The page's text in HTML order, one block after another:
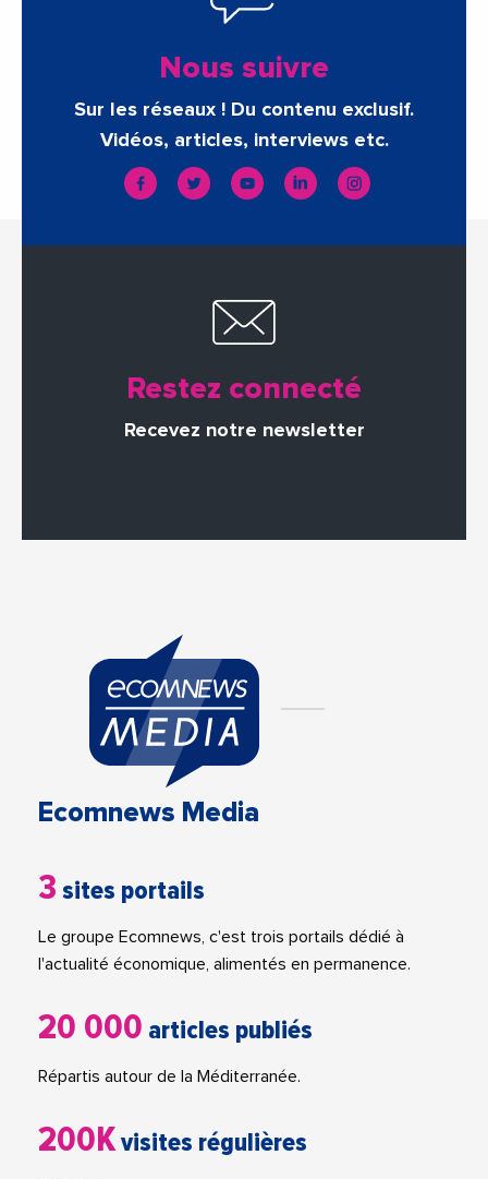
Nous suivre
Sur les réseaux ! Du contenu exclusif.
Vidéos, articles, interviews etc.
Restez connecté
Recevez notre newsletter
Ecomnews Media
3 sites portails
Le groupe Ecomnews, c'est trois portails dédié à
l'actualité économique, alimentés en permanence.
20 000 articles publiés
Répartis autour de la Méditerranée.
200Kvisites régulières